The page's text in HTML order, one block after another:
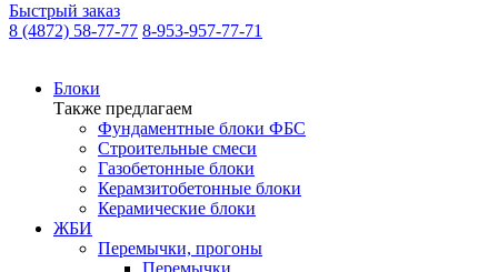
Быстрый заказ
8 (4872) 58-77-77 8-953-957-77-71
Блоки
Также предлагаем
Фундаментные блоки ФБС
Строительные смеси
Газобетонные блоки
Керамзитобетонные блоки
Керамические блоки
ЖБИ
Перемычки, прогоны
Перемычки